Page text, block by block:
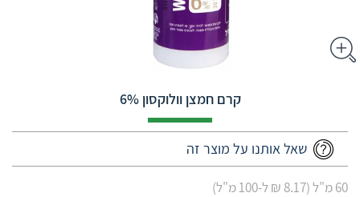
קרם חמצן וולוקסון 6%
שאל אותנו על מוצר זה
60 מ"ל (8.17 ₪ ל-100 מ"ל)